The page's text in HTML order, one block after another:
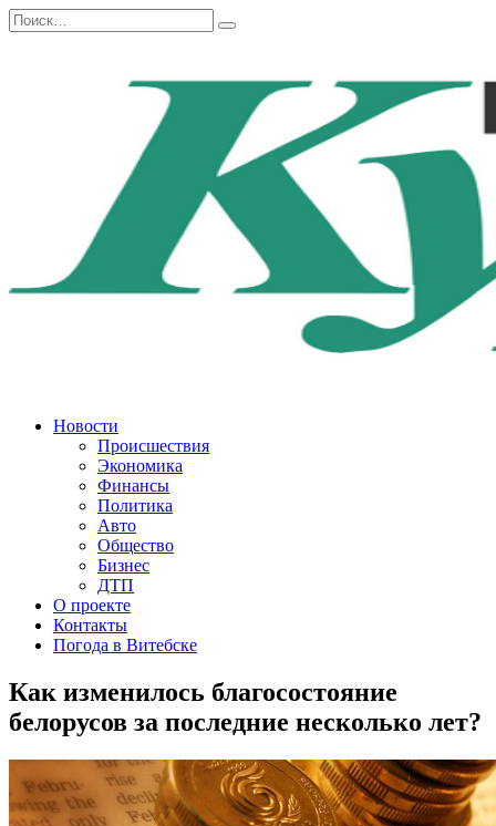
Перейти
к
Search
for:
Новости
Происшествия
Экономика
Финансы
Политика
Авто
Общество
Бизнес
ДТП
О проекте
Контакты
Погода в Витебске
Как изменилось благосостояние
белорусов за последние несколько лет?